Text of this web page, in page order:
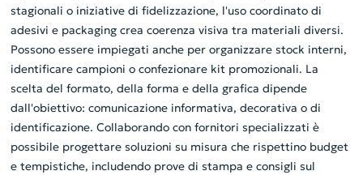
stagionali o iniziative di fidelizzazione, l'uso coordinato di
adesivi e packaging crea coerenza visiva tra materiali diversi.
Possono essere impiegati anche per organizzare stock interni,
identificare campioni o confezionare kit promozionali. La
scelta del formato, della forma e della grafica dipende
dall'obiettivo: comunicazione informativa, decorativa o di
identificazione. Collaborando con fornitori specializzati è
possibile progettare soluzioni su misura che rispettino budget
e tempistiche, includendo prove di stampa e consigli sul